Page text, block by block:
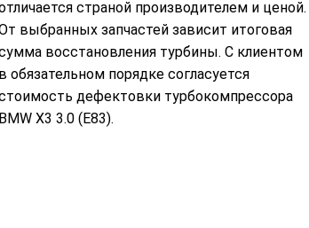
страной производителем и ценой.
выбранных запчастей зависит итоговая
восстановления турбины. С клиентом
в обязательном порядке согласуется
дефектовки турбокомпрессора
BMW X3 3.0 (E83).